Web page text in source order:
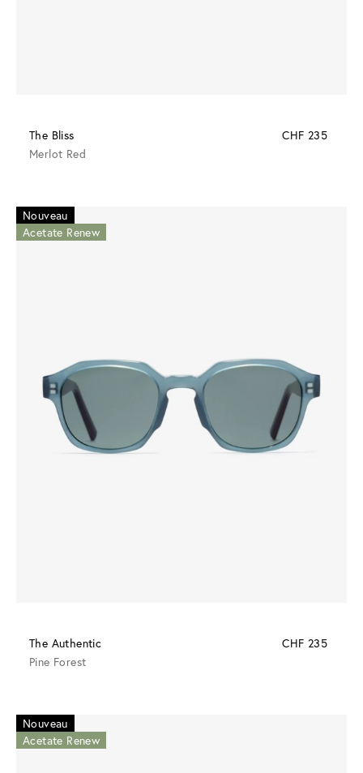
The Bliss
CHF 235
Merlot Red
Nouveau
Acetate Renew
The Authentic
CHF 235
Pine Forest
Nouveau
Acetate Renew